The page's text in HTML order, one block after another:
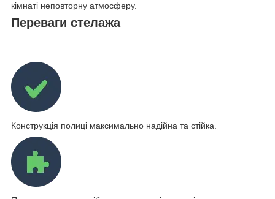
кімнаті неповторну атмосферу.
Переваги стелажа
Конструкція полиці максимально надійна та стійка.